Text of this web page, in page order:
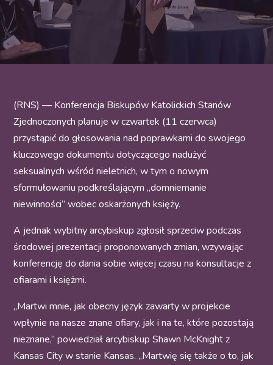
(RNS) — Konferencja Biskupów Katolickich Stanów
Zjednoczonych planuje w czwartek (11 czerwca)
przystąpić do głosowania nad poprawkami do swojego
kluczowego dokumentu dotyczącego nadużyć
seksualnych wśród nieletnich, w tym o nowym
sformułowaniu podkreślającym „domniemanie
niewinności” wobec oskarżonych księży.
A jednak wybitny arcybiskup zgłosił sprzeciw podczas
środowej prezentacji proponowanych zmian, wzywając
konferencję do dania sobie więcej czasu na konsultacje z
ofiarami i księżmi.
„Martwi mnie, jak obecny język zawarty w projekcie
wpłynie na nasze znane ofiary, jak i na te, które pozostają
nieznane,” powiedział arcybiskup Shawn McKnight z
Kansas City w stanie Kansas. „Martwię się także o to, jak